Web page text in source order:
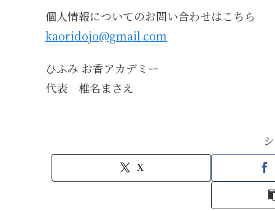
個人情報についてのお問い合わせはこちら
kaoridojo@gmail.com
ひふみ お香アカデミー
代表 椎名まさえ
X